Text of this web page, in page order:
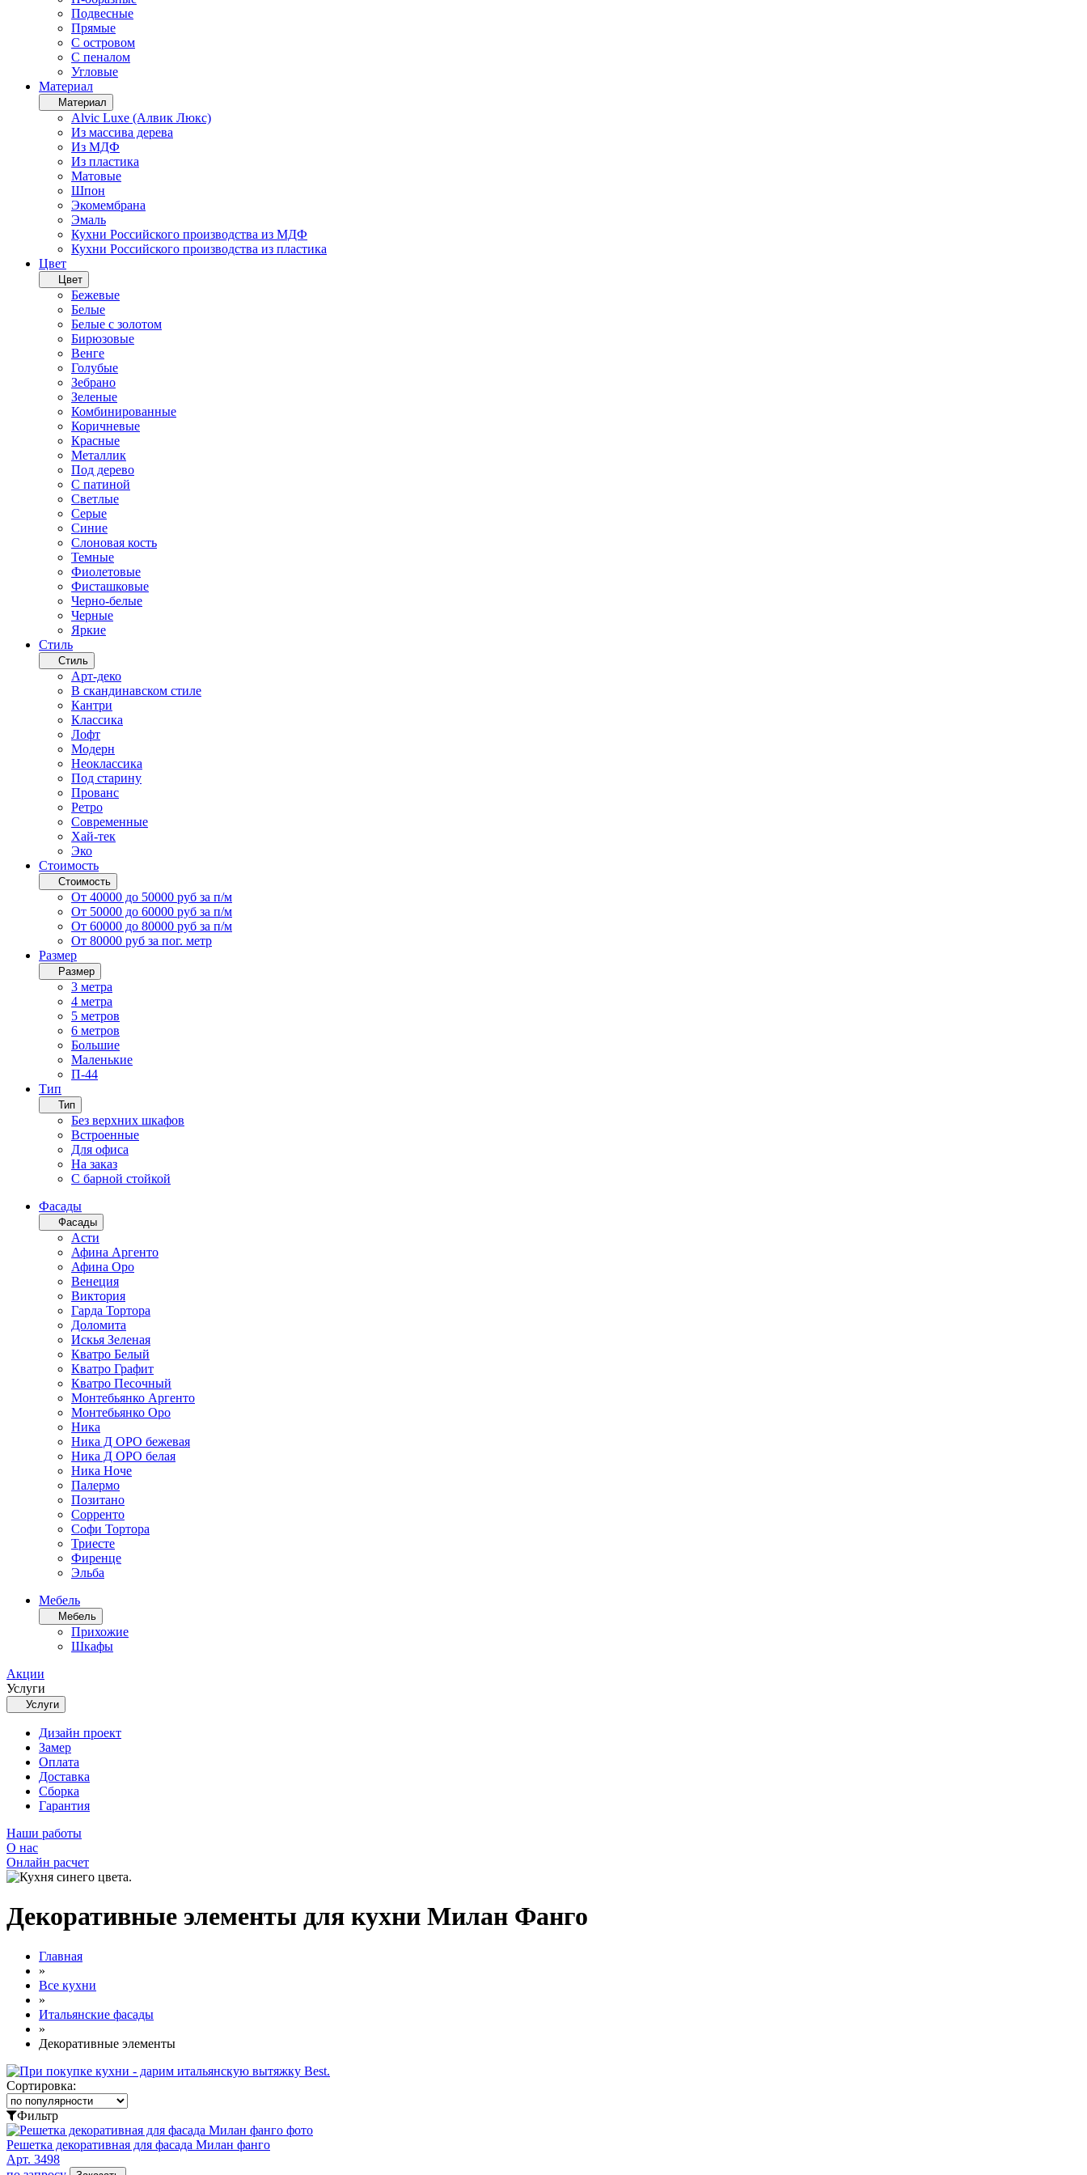
Подвесные
Прямые
С островом
С пеналом
Угловые
Материал
Материал
Alvic Luxe (Алвик Люкс)
Из массива дерева
Из МДФ
Из пластика
Матовые
Шпон
Экомембрана
Эмаль
Кухни Российского производства из МДФ
Кухни Российского производства из пластика
Цвет
Цвет
Бежевые
Белые
Белые с золотом
Бирюзовые
Венге
Голубые
Зебрано
Зеленые
Комбинированные
Коричневые
Красные
Металлик
Под дерево
С патиной
Светлые
Серые
Синие
Слоновая кость
Темные
Фиолетовые
Фисташковые
Черно-белые
Черные
Яркие
Стиль
Стиль
Арт-деко
В скандинавском стиле
Кантри
Классика
Лофт
Модерн
Неоклассика
Под старину
Прованс
Ретро
Современные
Хай-тек
Эко
Стоимость
Стоимость
От 40000 до 50000 руб за п/м
От 50000 до 60000 руб за п/м
От 60000 до 80000 руб за п/м
От 80000 руб за пог. метр
Размер
Размер
3 метра
4 метра
5 метров
6 метров
Большие
Маленькие
П-44
Тип
Тип
Без верхних шкафов
Встроенные
Для офиса
На заказ
С барной стойкой
Фасады
Фасады
Асти
Афина Аргенто
Афина Оро
Венеция
Виктория
Гарда Тортора
Доломита
Искья Зеленая
Кватро Белый
Кватро Графит
Кватро Песочный
Монтебьянко Аргенто
Монтебьянко Оро
Ника
Ника Д ОРО бежевая
Ника Д ОРО белая
Ника Ноче
Палермо
Позитано
Сорренто
Софи Тортора
Триесте
Фиренце
Эльба
Мебель
Мебель
Прихожие
Шкафы
Акции
Услуги
Услуги
Дизайн проект
Замер
Оплата
Доставка
Сборка
Гарантия
Наши работы
О нас
Онлайн расчет
Декоративные элементы для кухни Милан Фанго
Главная
»
Все кухни
»
Итальянские фасады
»
Декоративные элементы
Сортировка:
Фильтр
Решетка декоративная для фасада Милан фанго
Арт. 3498